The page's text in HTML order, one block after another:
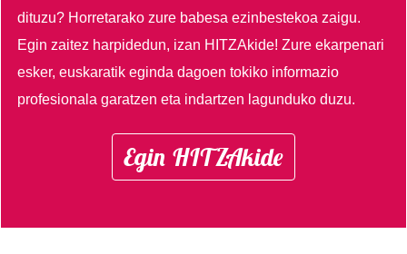
dituzu? Horretarako zure babesa ezinbestekoa zaigu.
Egin zaitez harpidedun, izan HITZAkide!Zure ekarpenari
esker, euskaratik eginda dagoen tokiko informazio
profesionala garatzen eta indartzen lagunduko duzu.
Egin HITZAkide